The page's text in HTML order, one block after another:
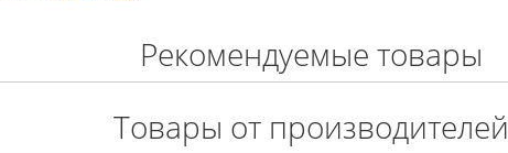
Рекомендуемые товары
Товары от производителей